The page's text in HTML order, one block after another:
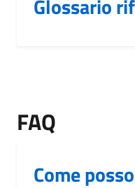
Glossario
FAQ
Come